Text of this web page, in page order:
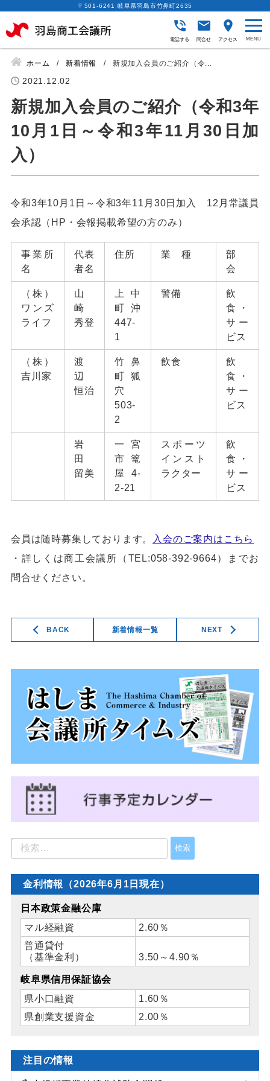
〒501-6241 岐阜県羽島市竹鼻町2635
電話する 問合せ アクセス
ホーム 新着情報 新規加入会員のご紹介（令...
2021.12.02
新規加入会員のご紹介（令和3年
10月1日～令和3年11月30日加
入）
令和3年10月1日～令和3年11月30日加入 12月常議員
会承認（HP・会報掲載希望の方のみ）
事業所
名
代表
者名
住所 業 種
部
会
（株）
ワンズ
ライフ
山
崎
秀登
上中
町沖
447-
1
警備
飲
食・
サー
ビス
（株）
吉川家
渡
辺
恒治
竹鼻
町狐
穴
503-
2
飲食
飲
食・
サー
ビス
岩
田
留美
一宮
市篭
屋4-
2-21
スポーツ
インスト
ラクター
飲
食・
サー
ビス
会員は随時募集しております。
入会のご案内はこちら
・詳しくは商工会議所（TEL:058-392-9664）までお
問合せください。
BACK NEXT
新着情報一覧
金利情報（2026年6月1日現在）
日本政策金融公庫
マル経融資
2.60％
普通貸付
（基準金利）
3.50～4.90％
岐阜県信用保証協会
県小口融資
1.60％
県創業支援資金
2.00％
注目の情報